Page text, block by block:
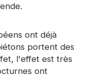
ont déjà
portent des
l'effet est très
ont